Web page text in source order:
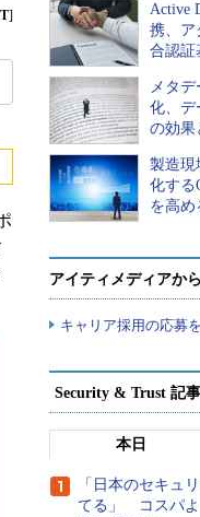
of IP Network
& Trust
]
Active
携、ア
合認証
メタ
化、デ
の効果
製造現
化する
を高め
アイティメディアか
キャリア採用の応募
Security & Trust 記
本日
「日本のセキュ
てる」 コスパよ